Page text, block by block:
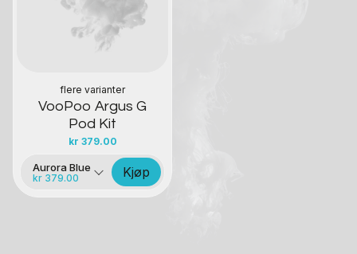
flere varianter
VooPoo Argus G
Pod Kit
kr 379.00
Aurora Blue
kr 379.00 Kjøp